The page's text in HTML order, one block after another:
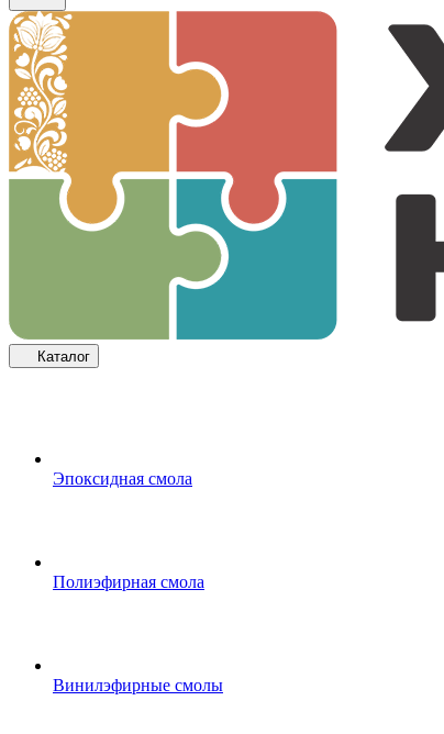
Каталог
Эпоксидная смола
Полиэфирная смола
Винилэфирные смолы